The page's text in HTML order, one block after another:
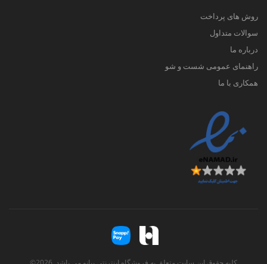
روش های پرداخت
سوالات متداول
درباره ما
راهنمای عمومی شست و شو
همکاری با ما